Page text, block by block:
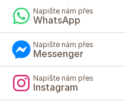
Napište nám přes
WhatsApp
Napište nám přes
Messenger
Napište nám přes
Instagram